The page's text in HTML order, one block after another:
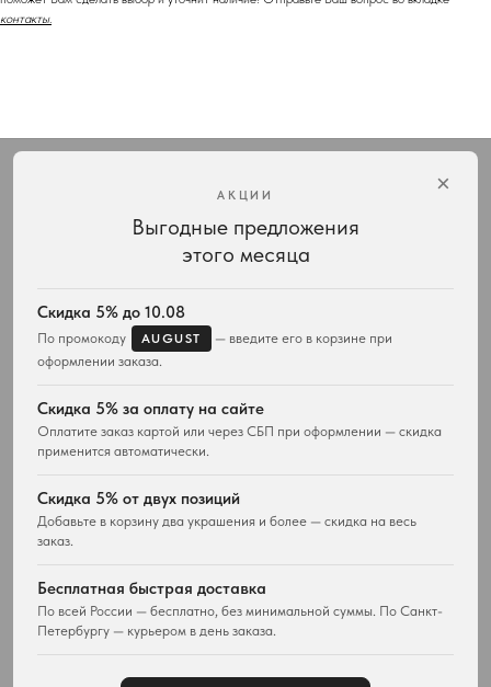
контакты.
×
АКЦИИ
Выгодные предложения
этого месяца
Скидка 5% до 10.08
По промокоду AUGUST
— введите его в корзине при
оформлении заказа.
Скидка 5% за оплату на сайте
Оплатите заказ картой или через СБП при оформлении — скидка
применится автоматически.
Скидка 5% от двух позиций
Добавьте в корзину два украшения и более — скидка на весь
заказ.
Бесплатная быстрая доставка
По всей России — бесплатно, без минимальной суммы. По Санкт-
Петербургу — курьером в день заказа.
Интернет-магазин украшений Vivienne Westwood с доставкой по всей России
Весь ассортимент
Подвески и ожерелья
Серьги
Кольца
Часы
Сумки
ПОКУПАТЕЛЯМ
Доставка
Возврат товара
Отзывы покупателей
Контакты
Карта сайта
О магазине
Новости и проекты
Все материалы